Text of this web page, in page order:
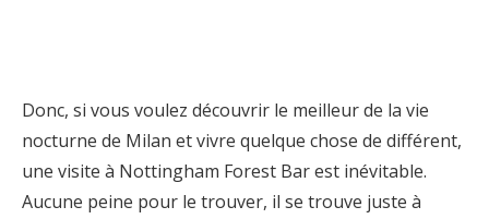
Donc, si vous voulez découvrir le meilleur de la vie
nocturne de Milan et vivre quelque chose de différent,
une visite à Nottingham Forest Bar est inévitable.
Aucune peine pour le trouver, il se trouve juste à